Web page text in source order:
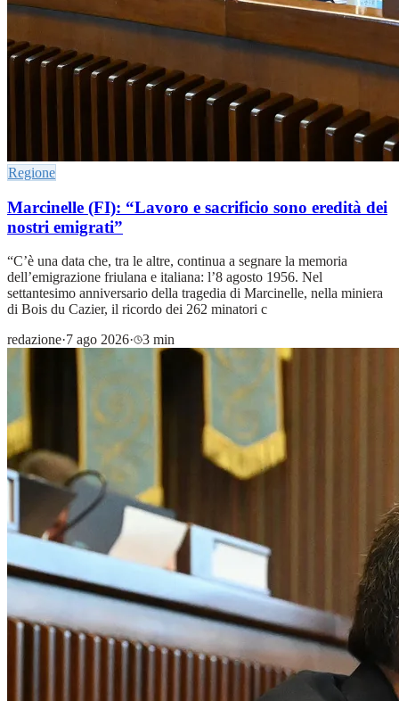
Regione
Marcinelle (FI): “Lavoro e sacrificio sono eredità dei
nostri emigrati”
“C’è una data che, tra le altre, continua a segnare la memoria
dell’emigrazione friulana e italiana: l’8 agosto 1956. Nel
settantesimo anniversario della tragedia di Marcinelle, nella miniera
di Bois du Cazier, il ricordo dei 262 minatori c
redazione·7 ago 2026· 3 min